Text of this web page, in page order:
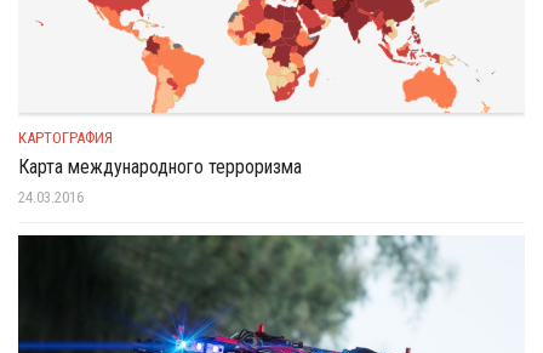
КАРТОГРАФИЯ
Карта международного терроризма
24.03.2016